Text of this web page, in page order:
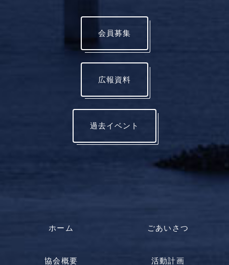
会員募集
広報資料
過去イベント
ホーム ごあいさつ
協会概要 活動計画